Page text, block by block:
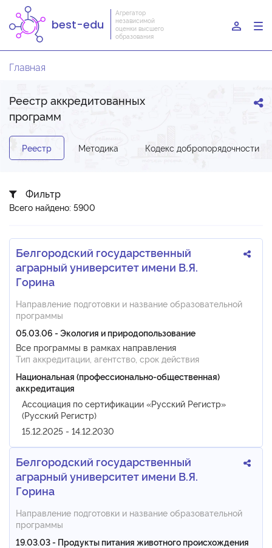
best-edu
Агрегатор
независимой
оценки высшего
образования
Главная
Реестр аккредитованных
программ
Реестр Методика Кодекс добропорядочности
Фильтр
Всего найдено: 5900
Белгородский государственный
аграрный университет имени В.Я.
Горина
Направление подготовки и название образовательной
программы
05.03.06 - Экология и природопользование
Все программы в рамках направления
Тип аккредитации, агентство, срок действия
Национальная (профессионально-общественная)
аккредитация
Ассоциация по сертификации «Русский Регистр»
(Русский Регистр)
15.12.2025 - 14.12.2030
Белгородский государственный
аграрный университет имени В.Я.
Горина
Направление подготовки и название образовательной
программы
19.03.03 - Продукты питания животного происхождения